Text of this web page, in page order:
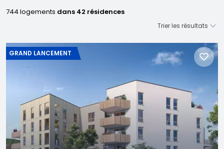
744 logements dans 42 résidences
GRAND LANCEMENT